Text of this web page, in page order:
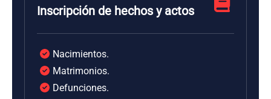
Inscripción de hechos y actos
Nacimientos.
Matrimonios.
Defunciones.